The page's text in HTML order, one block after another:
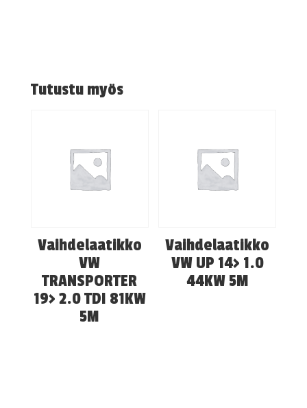
Tutustu myös
Vaihdelaatikko
VW
TRANSPORTER
19> 2.0 TDI 81KW
5M
Vaihdelaatikko
VW UP 14> 1.0
44KW 5M